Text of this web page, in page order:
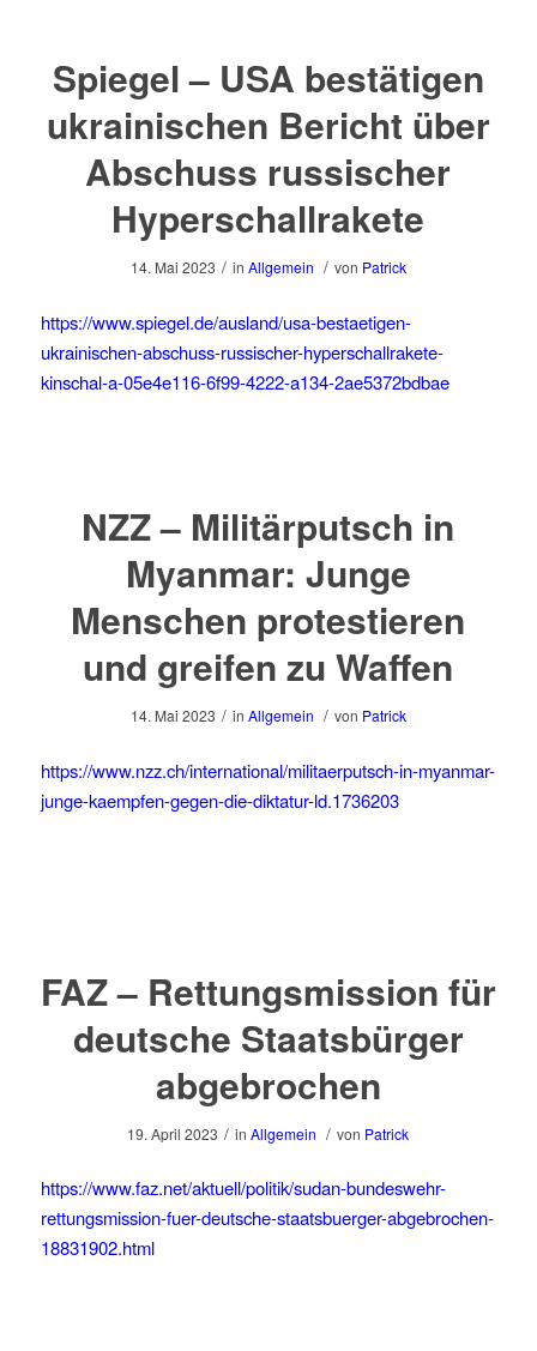
Spiegel – USA bestätigen
ukrainischen Bericht über
Abschuss russischer
Hyperschallrakete
14. Mai 2023 / in Allgemein / von Patrick
https://www.spiegel.de/ausland/usa-bestaetigen-
ukrainischen-abschuss-russischer-hyperschallrakete-
kinschal-a-05e4e116-6f99-4222-a134-2ae5372bdbae
NZZ – Militärputsch in
Myanmar: Junge
Menschen protestieren
und greifen zu Waffen
14. Mai 2023 / in Allgemein / von Patrick
https://www.nzz.ch/international/militaerputsch-in-myanmar-
junge-kaempfen-gegen-die-diktatur-ld.1736203
FAZ – Rettungsmission für
deutsche Staatsbürger
abgebrochen
19. April 2023 / inAllgemein / von Patrick
https://www.faz.net/aktuell/politik/sudan-bundeswehr-
rettungsmission-fuer-deutsche-staatsbuerger-abgebrochen-
18831902.html